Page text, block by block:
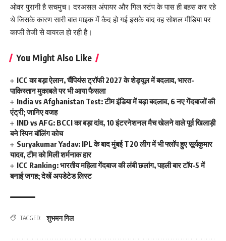
ओवर पुरानी है सचमुच। दरअसल अंपायर और गिल स्टंप के पास ही बहस कर रहे
थे जिसके कारण सारी बात माइक में कैद हो गई इसके बाद वह सोशल मीडिया पर
काफी तेजी से वायरल हो रही है।
You Might Also Like
ICC का बड़ा ऐलान, चैंपियंस ट्रॉफी 2027 के शेड्यूल में बदलाव, भारत-
पाकिस्तान मुकाबले पर भी आया फैसला
India vs Afghanistan Test: टीम इंडिया में बड़ा बदलाव, 6 नए गेंदबाजों की
एंट्री; जानिए वजह
IND vs AFG: BCCI का बड़ा दांव, 10 इंटरनेशनल मैच खेलने वाले पूर्व खिलाड़ी
बने स्पिन बॉलिंग कोच
Suryakumar Yadav: IPL के बाद मुंबई T20 लीग में भी फ्लॉप हुए सूर्यकुमार
यादव, टीम को मिली शर्मनाक हार
ICC Ranking: भारतीय महिला गेंदबाज की लंबी छलांग, पहली बार टॉप-5 में
बनाई जगह; देखें अपडेटेड लिस्ट
TAGGED: शुभमन गिल